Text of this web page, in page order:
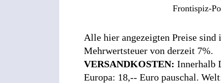
Frontispiz-
Alle hier angezeigten Preise
Mehrwertsteuer von derzeit 7%.
VERSANDKOSTEN: Innerhalb
Europa: 18,-- Euro pauschal.